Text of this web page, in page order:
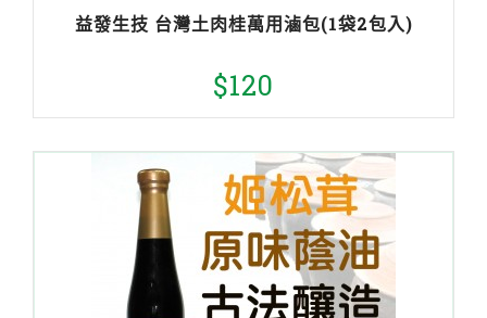
益發生技 台灣土肉桂萬用滷包(1袋2包入)
$120